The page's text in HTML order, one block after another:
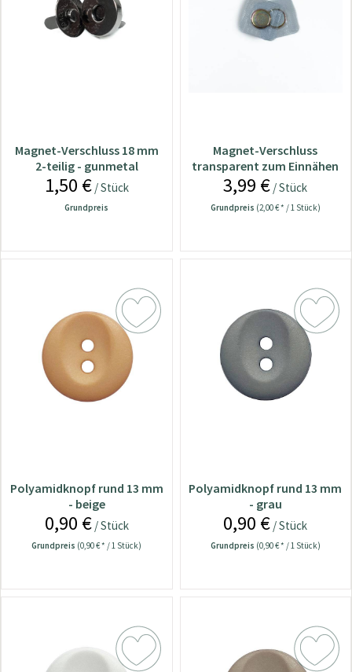
Magnet-Verschluss 18 mm
2-teilig - gunmetal
1,50 €/ Stück
Grundpreis
Magnet-Verschluss
transparent zum Einnähen
15mm (2-teilig)
3,99 € / Stück
Grundpreis (2,00 € * / 1 Stück)
Polyamidknopf rund 13 mm
- beige
0,90 €/ Stück
Grundpreis (0,90 € * / 1 Stück)
Polyamidknopf rund 13 mm
- grau
0,90 € / Stück
Grundpreis (0,90 € * / 1 Stück)